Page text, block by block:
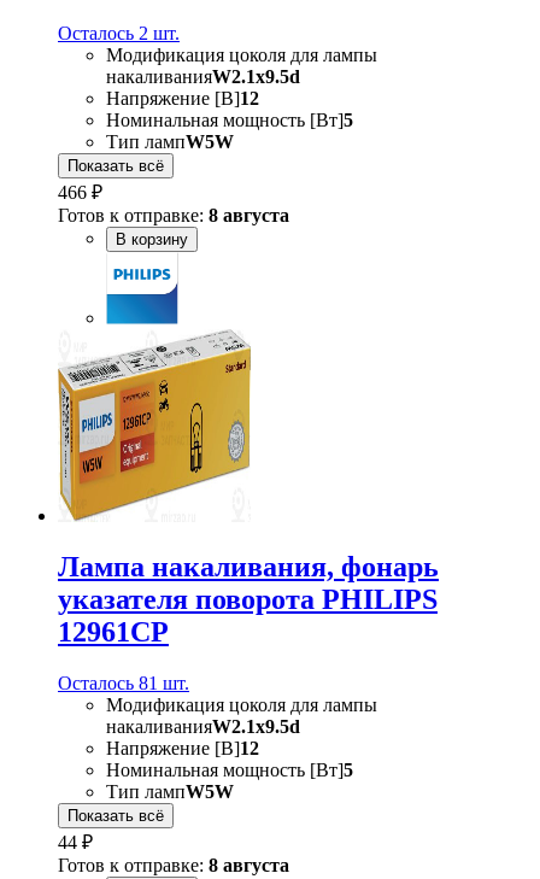
Осталось 2 шт.
Модификация цоколя для лампы
накаливанияW2.1x9.5d
Напряжение [В]12
Номинальная мощность [Вт]5
Тип лампW5W
Показать всё
466 ₽
Готов к отправке: 8 августа
В корзину
Лампа накаливания, фонарь
указателя поворота PHILIPS
12961CP
Осталось 81 шт.
Модификация цоколя для лампы
накаливанияW2.1x9.5d
Напряжение [В]12
Номинальная мощность [Вт]5
Тип лампW5W
Показать всё
44 ₽
Готов к отправке: 8 августа